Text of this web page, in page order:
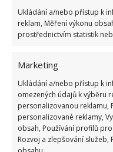
Ukládání a/nebo přístup k
reklam, Měření výkonu
prostřednictvím statistik
Marketing
Ukládání a/nebo přístup k
omezených údajů k výběru
personalizovanou reklamu,
personalizované reklamy,
obsah, Používání profilů
Rozvoj a zlepšování služeb,